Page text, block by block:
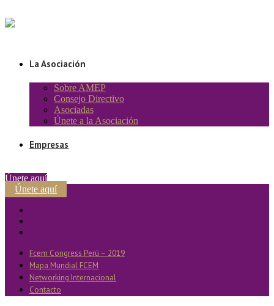
La Asociación
Sobre AMEP
Consejo Directivo
Asociadas
Únete a la Asociación
Empresas
Únete aquí
Únete aquí
Fcem Congress Perú – 2019
Mapa Mundial FCEM
Networking Internacional
Contacto